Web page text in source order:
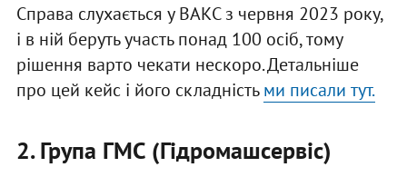
Справа слухається у ВАКС з червня 2023 року,
і в ній беруть участь понад 100 осіб, тому
рішення варто чекати нескоро. Детальніше
про цей кейс і його складністьми писали тут.
2. Група ГМС (Гідромашсервіс)